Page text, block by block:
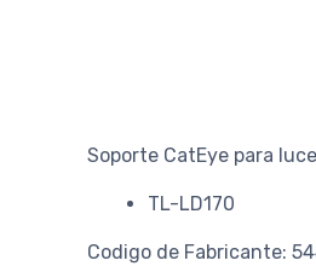
Soporte CatEye para
TL-LD170
Codigo de Fabricante: